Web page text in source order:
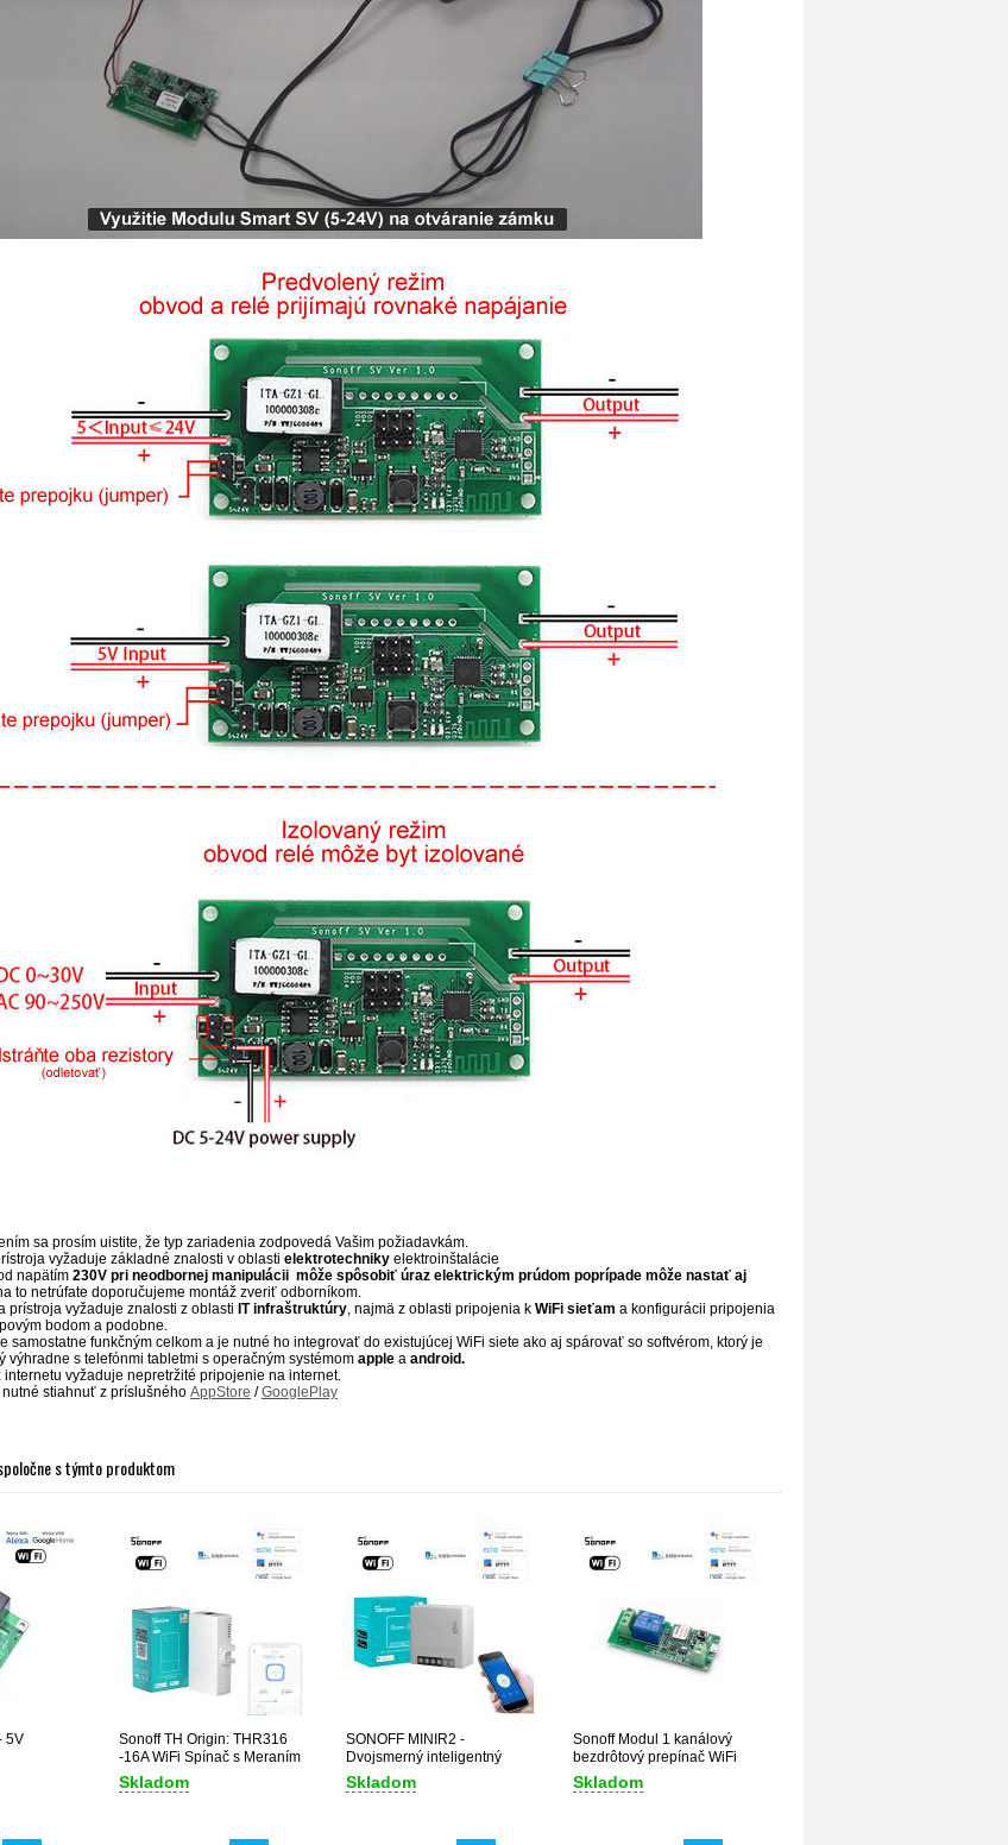
sa prosím uistite, že typ zariadenia zodpovedá Vašim požiadavkám.
vyžaduje základné znalosti v oblasti elektrotechniky elektroinštalácie
napätím 230V pri neodbornej manipulácii môže spôsobiť úraz elektrickým prúdom poprípade môže nastať aj
to netrúfate doporučujeme montáž zveriť odborníkom.
prístroja vyžaduje znalosti z oblasti IT infraštruktúry, najmä z oblasti pripojenia k WiFi sieťam a konfigurácii pripojenia
bodom a podobne.
samostatne funkčným celkom a je nutné ho integrovať do existujúcej WiFi siete ako aj spárovať so softvérom, ktorý je
výhradne s telefónmi tabletmi s operačným systémom apple a android.
internetu vyžaduje nepretržité pripojenie na internet.
stiahnuť z príslušného AppStore /GooglePlay
s týmto produktom
5V
Sonoff TH Origin: THR316
-16A WiFi Spínač s Meraním
Teploty a Vlhkosti
Skladom
SONOFF MINIR2 -
Dvojsmerný inteligentný
prepínač
Skladom
Sonoff Modul 1 kanálový
bezdrôtový prepínač WiFi
5V+RF
Skladom